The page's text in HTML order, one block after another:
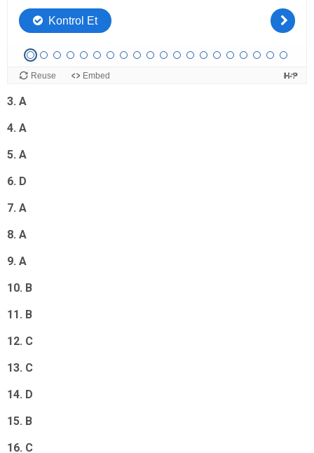
Cevap Anahtarı
1. C
2. C
3. A
4. A
5. A
6. D
7. A
8. A
9. A
10. B
11. B
12. C
13. C
14. D
15. B
16. C